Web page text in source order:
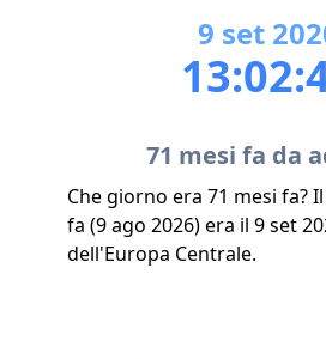
9 set
71 mesi fa da
Che giorno era 71 mesi fa?
fa (9 ago 2026) era il 9 set
dell'Europa Centrale.